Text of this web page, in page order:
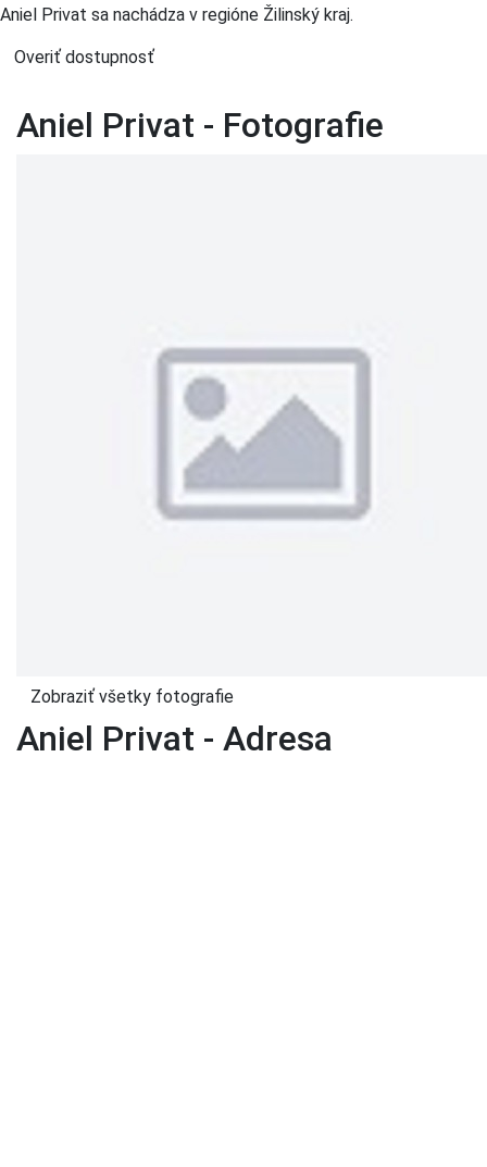
Aniel Privat sa nachádza v regióne Žilinský kraj.
Overiť dostupnosť
Aniel Privat - Fotografie
Zobraziť všetky fotografie
Aniel Privat - Adresa